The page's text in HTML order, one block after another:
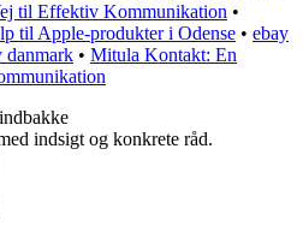
til Effektiv Kommunikation •
til Apple-produkter i Odense • ebay
danmark • Mitula Kontakt: En
indsigt og konkrete råd.